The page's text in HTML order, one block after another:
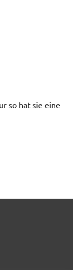
so hat sie eine